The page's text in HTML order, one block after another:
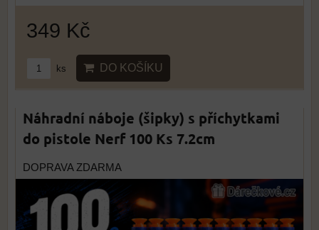
349 Kč
ks DO KOŠÍKU
Náhradní náboje (šipky) s příchytkami
do pistole Nerf 100 Ks 7.2cm
DOPRAVA ZDARMA